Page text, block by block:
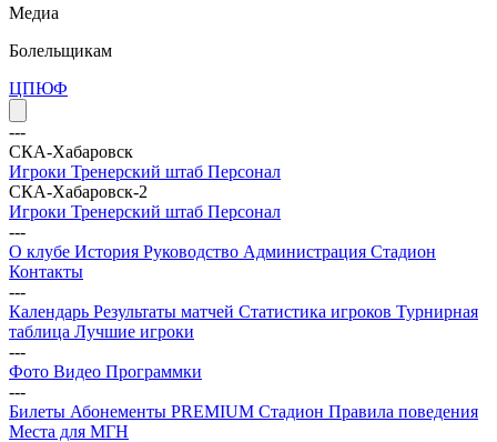
Медиа
Болельщикам
ЦПЮФ
---
СКА-Хабаровск
Игроки Тренерский штаб Персонал
СКА-Хабаровск-2
Игроки Тренерский штаб Персонал
---
О клубе История Руководство Администрация Стадион
Контакты
---
Календарь Результаты матчей Статистика игроков Турнирная
таблица Лучшие игроки
---
Фото Видео Программки
---
Билеты Абонементы PREMIUM Стадион Правила поведения
Места для МГН